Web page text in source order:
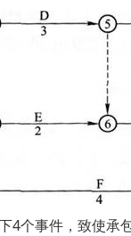
4个事件，致使承